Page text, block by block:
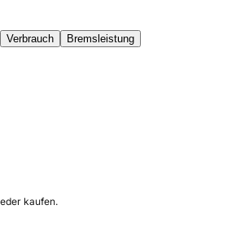
Verbrauch
Bremsleistung
kaufen.